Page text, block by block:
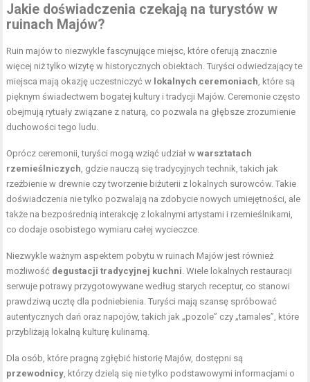
Jakie doświadczenia czekają na turystów w
ruinach Majów?
Ruin majów to niezwykle fascynujące miejsc, które oferują znacznie
więcej niż tylko wizytę w historycznych obiektach. Turyści odwiedzający te
miejsca mają okazję uczestniczyć w lokalnych ceremoniach , które są
pięknym świadectwem bogatej kultury i tradycji Majów. Ceremonie często
obejmują rytuały związane z naturą, co pozwala na głębsze zrozumienie
duchowości tego ludu.
Oprócz ceremonii, turyści mogą wziąć udział wwarsztatach
rzemieślniczych , gdzie nauczą się tradycyjnych technik, takich jak
rzeźbienie w drewnie czy tworzenie biżuterii z lokalnych surowców. Takie
doświadczenia nie tylko pozwalają na zdobycie nowych umiejętności, ale
także na bezpośrednią interakcję z lokalnymi artystami i rzemieślnikami,
co dodaje osobistego wymiaru całej wycieczce.
Niezwykle ważnym aspektem pobytu w ruinach Majów jest również
możliwość degustacji tradycyjnej kuchni . Wiele lokalnych restauracji
serwuje potrawy przygotowywane według starych receptur, co stanowi
prawdziwą ucztę dla podniebienia. Turyści mają szansę spróbować
autentycznych dań oraz napojów, takich jak „pozole” czy „tamales”, które
przybliżają lokalną kulturę kulinarną.
Dla osób, które pragną zgłębić historię Majów, dostępni są
przewodnicy , którzy dzielą się nie tylko podstawowymi informacjami o